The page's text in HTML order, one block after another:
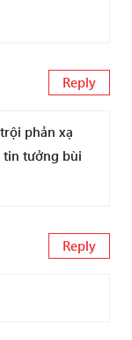
Reply
phản xạ
tin tưởng bùi
Reply